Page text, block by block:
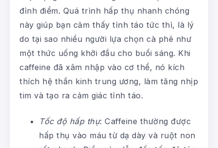
đỉnh điểm. Quá trình hấp thụ nhanh chóng
này giúp bạn cảm thấy tỉnh táo tức thì, là lý
do tại sao nhiều người lựa chọn cà phê như
một thức uống khởi đầu cho buổi sáng. Khi
caffeine đã xâm nhập vào cơ thể, nó kích
thích hệ thần kinh trung ương, làm tăng nhịp
tim và tạo ra cảm giác tỉnh táo.
Tốc độ hấp thụ: Caffeine thường được
hấp thụ vào máu từ dạ dày và ruột non